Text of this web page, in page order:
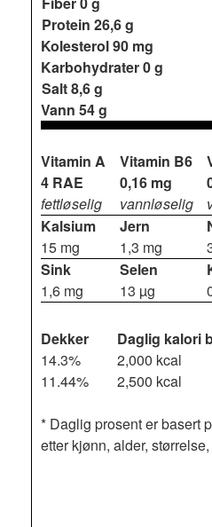
Protein 26,6 g
Kolesterol90 mg
Karbohydrater0 g
Salt8,6 g
Vann 54 g
Vitamin A
4 RAE
fettløselig
Vitamin B6
0,16 mg
vannløselig
Kalsium
15 mg
Jern
1,3 mg
Sink
1,6 mg
Selen
13 µg
Dekker
Daglig kalori
14.3%
2,000 kcal
11.44%
2,500 kcal
* Daglig prosent er basert
etter kjønn, alder,